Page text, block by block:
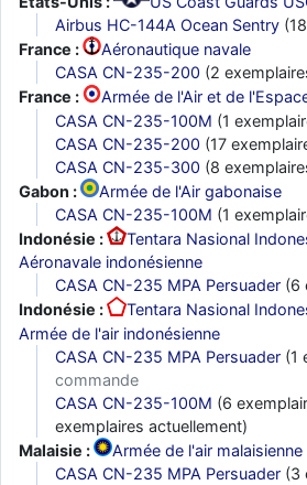
Airbus HC-144A Ocean Sentry
France :
Aéronautique navale
CASA CN-235-200 (2
France :
Armée de l'Air et de
CASA CN-235-100M (1
CASA CN-235-200 (17
CASA CN-235-300 (8
Gabon :
Armée de l'Air gabonaise
CASA CN-235-100M (1
Indonésie :
Tentara Nasional
Aéronavale indonésienne
CASA CN-235 MPA Persuader (6
Indonésie :
Tentara Nasional
Armée de l'air indonésienne
CASA CN-235 MPA Persuader (1
commande
CASA CN-235-100M (6
exemplaires actuellement)
Malaisie :
Armée de l'air malaisienne
CASA CN-235 MPA Persuader (3